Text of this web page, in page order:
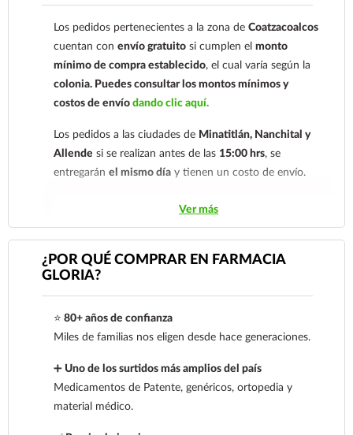
nuestro
921 261 8491
Los pedidos pertenecientes a la zona deCoatzacoalcos
cuentan conenvío gratuito si cumplen elmonto
mínimo de compra establecido, el cual varía según la
colonia. Puedes consultar los montos mínimos y
costos de envíodando clic aquí.
Los pedidos a las ciudades de Minatitlán, Nanchital y
Allende si se realizan antes de las 15:00 hrs, se
entregaránel mismo día y tienen un costo de envío.
Los pedidos de otras localidades se envían mediante
.Sólo hacemos envíos en el territorio
nacional.
económica. En la tarifa nacional al día siguiente, los
pedidos deben realizarseantes de las 14:00 hrs.El
tiempo de entrega de la tarifa económica es de
días.
En losproductos refrigerados siempre se debe
seleccionar la tarifa nacional día siguiente
Ver más
¿POR QUÉ COMPRAR EN FARMACIA
GLORIA?
⭐ 80+ años de confianza
Miles de familias nos eligen desde hace generaciones.
➕ Uno de los surtidos más amplios del país
Medicamentos de Patente, genéricos, ortopedia y
material médico.